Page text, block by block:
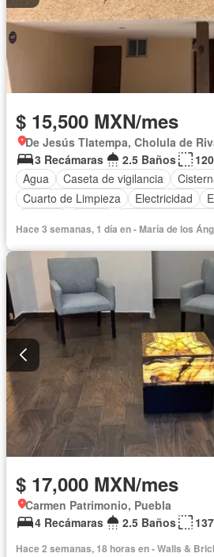
$ 15,500 MXN/mes
De Jesús Tlatempa, Cholula de
3 Recámaras
2.5 Baños
Agua
Caseta de vigilancia
Cuarto de Limpieza
Electricidad
Televisión por cable
Wifi
Permite
Permite niños
Sin amueblar
Hace 3 semanas, 1 día en - María de los
$ 17,000 MXN/mes
Carmen Patrimonio, Puebla
4 Recámaras
2.5 Baños
Hace 2 semanas, 18 horas en - Walls &